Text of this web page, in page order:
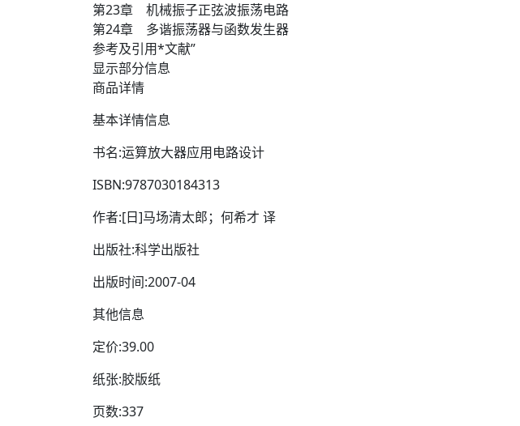
第23章 机械振子正弦波振荡电路
第24章 多谐振荡器与函数发生器
参考及引用*文献”
显示部分信息
商品详情
基本详情信息
书名:运算放大器应用电路设计
ISBN:9787030184313
作者:[日]马场清太郎；何希才 译
出版社:科学出版社
出版时间:2007-04
其他信息
定价:39.00
纸张:胶版纸
页数:337